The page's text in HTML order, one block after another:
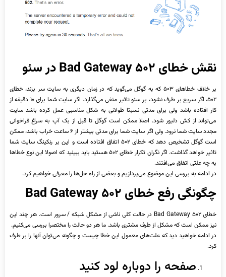
نقش خطای ۵۰۲ Bad Gateway در سئو
بر خلاف خطاهای ۵۰۳ که به گوگل می‌گوید که در زمان دیگری به سایت سر بزند، خطای
۵۰۲، اگر سریع بر طرف نشود، بر سئو تاثیر منفی می‌گذارد. اگر سایت شما برای ۱۰ دقیقه از
کار افتاده باشد ولی برای مدتی نسبتا طولانی به شکل مناسبی عمل کرده باشد سایت
می‌تواند از کش دلیور شود. اصلا ممکن است گوگل تا قبل از بک آپ به سراغ فراخوانی
مجدد سایت شما نرود. ولی اگر سایت شما برای مدتی بیشتر از ۶ ساعت خراب باشد، ممکن
است گوگل تشخیص دهد که خطای ۵۰۲ اتفاق افتاده است و این بر رنکینگ سایت شما
تاثیر خواهد گذاشت. اگر نگران تکرار خطای ۵۰۲ هستید باید ببینید که اصولا این نوع خطاها
به چه علتی اتفاق می‌افتند.
در ادامه به بررسی این موضوع می‌پردازیم و بعضی از راه حل‌ها را معرفی خواهیم کرد.
چگونگی رفع خطای ۵۰۲ Bad Gateway
خطای ۵۰۲ Bad Gateway در حالت کلی ناشی از مشکل شبکه / سرور است. هر چند این
نیز ممکن است که مشکل از طرف مشتری باشد. ما هر دو حالت را مختصرا بررسی می‌کنیم.
در ادامه خواهید دید که علت‌های معمول این خطا چیست و چگونه می‌توان آنها را بر طرف
کرد.
صفحه را دوباره لود کنید